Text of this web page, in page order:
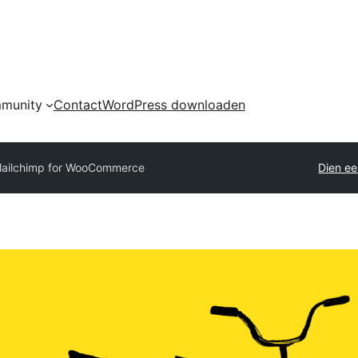
ContactWordPress downloaden
for WooCommerce Dien